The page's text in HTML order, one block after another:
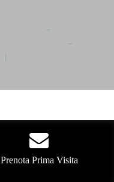
–
–
|
Prenota Prima Visita